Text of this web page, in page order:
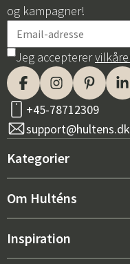
og kampagner!
Jeg accepterer
+45-78712309
support@hultens.dk
Kategorier
Nyt hos os
Indretning
Om Hulténs
Om Hulténs
Inspiration